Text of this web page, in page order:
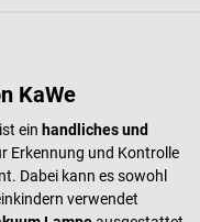
KaWe
ein handliches und
Erkennung und Kontrolle
Dabei kann es sowohl
verwendet